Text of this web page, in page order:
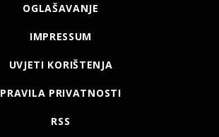
OGLAŠAVANJE
IMPRESSUM
UVJETI KORIŠTENJA
PRAVILA PRIVATNOSTI
RSS